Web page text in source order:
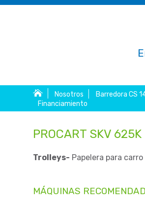
Nosotros Barredora CS
Financiamiento
PROCART SKV 625K
Trolleys- Papelera para
MÁQUINAS